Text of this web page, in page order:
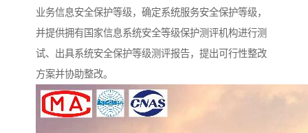
业务信息安全保护等级，确定系统服务安全保护等级，
并提供拥有国家信息系统安全等级保护测评机构进行测
试、出具系统安全保护等级测评报告，提出可行性整改
方案并协助整改。